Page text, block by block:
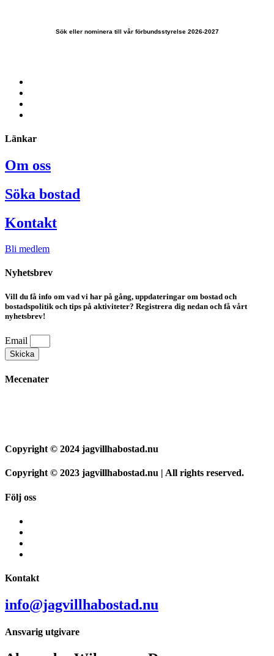
Sök eller nominera till vår förbundsstyrelse 2026-2027
Länkar
Om oss
Söka bostad
Kontakt
Bli medlem
Nyhetsbrev
Vill du få info om vad vi har på gång, uppdateringar om bostad och
bostadspolitik och tips på aktiviteter? Registrera dig nedan och få vårt
nyhetsbrev!
Email
Skicka
Mecenater
Copyright © 2024 jagvillhabostad.nu
Copyright © 2023 jagvillhabostad.nu | All rights reserved.
Följ oss
Kontakt
info@jagvillhabostad.nu
Ansvarig utgivare